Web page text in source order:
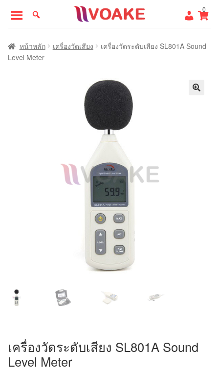
to
navigation
to
content
0
หน้าแรก
หน้าหลัก เครื่องวัดเสียง
เครื่องวัดระดับเสียง SL801A Sound
Level Meter
เครื่องวัดระดับเสียง SL801A Sound
Level Meter